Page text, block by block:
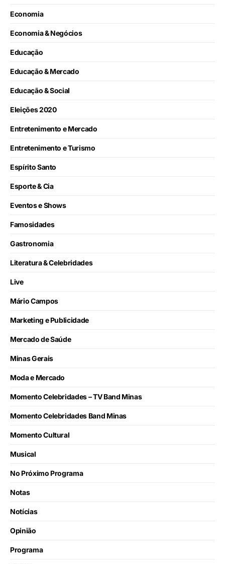
Economia
Economia & Negócios
Educação
Educação & Mercado
Educação & Social
Eleições 2020
Entretenimento e Mercado
Entretenimento e Turismo
Espírito Santo
Esporte & Cia
Eventos e Shows
Famosidades
Gastronomia
Literatura & Celebridades
Live
Mário Campos
Marketing e Publicidade
Mercado de Saúde
Minas Gerais
Moda e Mercado
Momento Celebridades – TV Band Minas
Momento Celebridades Band Minas
Momento Cultural
Musical
No Próximo Programa
Notas
Notícias
Opinião
Programa